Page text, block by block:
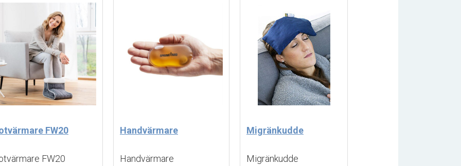
FW20
FW20
Handvärmare
Handvärmare
Migränkudde
Migränkudde